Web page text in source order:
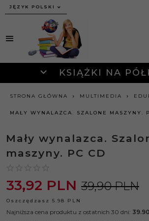
JĘZYK POLSKI
KSIĄŻKI NA
STRONA GŁÓWNA MULTIMEDIA
MAŁY WYNALAZCA. SZALONE MASZYNY.
Mały wynalazca.
maszyny. PC CD
33,92 PLN 39,90 PLN
Oszczędzasz 5.98 PLN
Najniższa cena produktu z ostatnich 30 dni: